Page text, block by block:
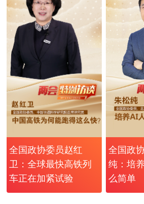
全国政协委员赵红
卫：全球最快高铁列
车正在加紧试验
全国政
纯：培
么简单